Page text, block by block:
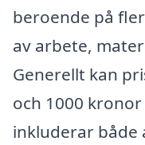
beroende på
av arbete,
Generellt kan
och 1000
inkluderar både